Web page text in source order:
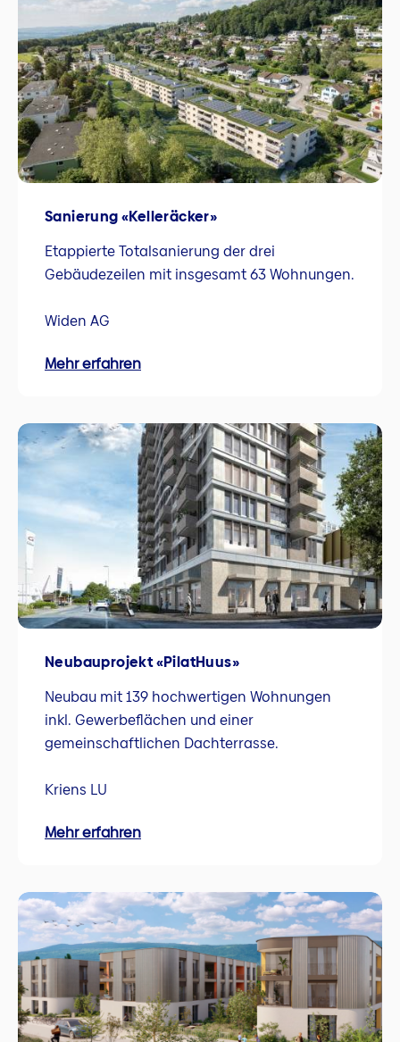
Sanierung «Kelleräcker»
Etappierte Totalsanierung der drei
Gebäudezeilen mit insgesamt 63 Wohnungen.
Widen AG
Mehr erfahren
Neubauprojekt «PilatHuus»
Neubau mit 139 hochwertigen Wohnungen
inkl. Gewerbeflächen und einer
gemeinschaftlichen Dachterrasse.
Kriens LU
Mehr erfahren